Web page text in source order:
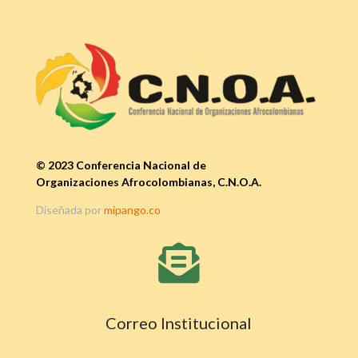
© 2023 Conferencia Nacional de
Organizaciones Afrocolombianas, C.N.O.A.
Diseñada pormipango.co

Correo Institucional